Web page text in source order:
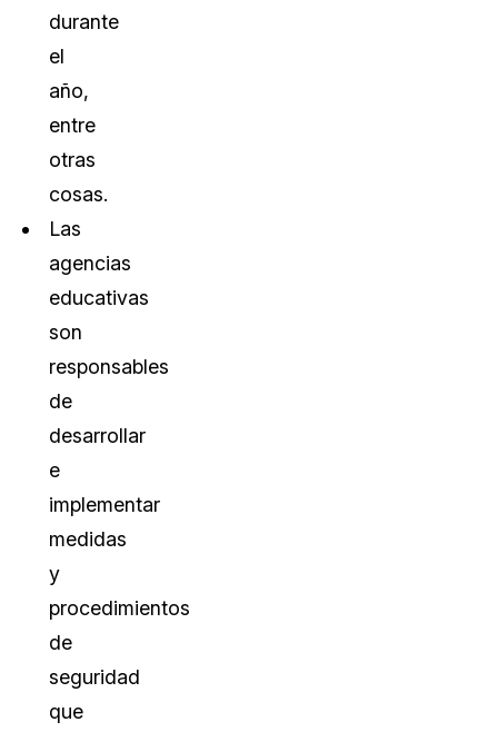
durante
el
año,
entre
otras
cosas.
Las
agencias
educativas
son
responsables
de
desarrollar
e
implementar
medidas
y
procedimientos
de
seguridad
que